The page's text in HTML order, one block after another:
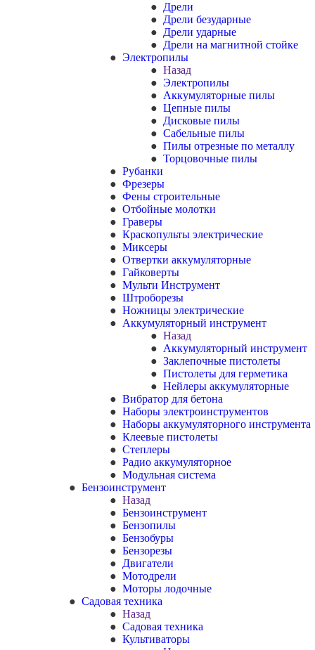
Дрели
Дрели безударные
Дрели ударные
Дрели на магнитной стойке
Электропилы
Назад
Электропилы
Аккумуляторные пилы
Цепные пилы
Дисковые пилы
Сабельные пилы
Пилы отрезные по металлу
Торцовочные пилы
Рубанки
Фрезеры
Фены строительные
Отбойные молотки
Граверы
Краскопульты электрические
Миксеры
Отвертки аккумуляторные
Гайковерты
Мульти Инструмент
Штроборезы
Ножницы электрические
Аккумуляторный инструмент
Назад
Аккумуляторный инструмент
Заклепочные пистолеты
Пистолеты для герметика
Нейлеры аккумуляторные
Вибратор для бетона
Наборы электроинструментов
Наборы аккумуляторного инструмента
Клеевые пистолеты
Степлеры
Радио аккумуляторное
Модульная система
Бензоинструмент
Назад
Бензоинструмент
Бензопилы
Бензобуры
Бензорезы
Двигатели
Мотодрели
Моторы лодочные
Садовая техника
Назад
Садовая техника
Культиваторы